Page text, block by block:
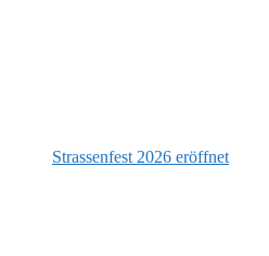
Strassenfest 2026 eröffnet